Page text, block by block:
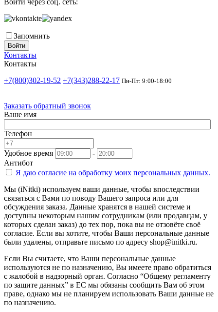
Войти через соц. сеть:
Запомнить
Войти
Контакты
Контакты
+7(800)302-19-52 +7(343)288-22-17 Пн-Пт: 9:00-18:00
Заказать обратный звонок
Ваше имя
Телефон
Удобное время
-
Антибот
Я даю согласие на обработку моих персональных данных.
Мы (iNitki) используем ваши данные, чтобы впоследствии
связаться с Вами по поводу Вашего запроса или для
обсуждения заказа. Данные хранятся в нашей системе и
доступны некоторым нашим сотрудникам (или продавцам, у
которых сделан заказ) до тех пор, пока вы не отзовёте своё
согласие. Если вы хотите, чтобы Ваши персональные данные
были удалены, отправьте письмо по адресу shop@initki.ru.
Если Вы считаете, что Ваши персональные данные
используются не по назначению, Вы имеете право обратиться
с жалобой в надзорный орган. Согласно “Общему регламенту
по защите данных” в ЕС мы обязаны сообщить Вам об этом
праве, однако мы не планируем использовать Ваши данные не
по назначению.